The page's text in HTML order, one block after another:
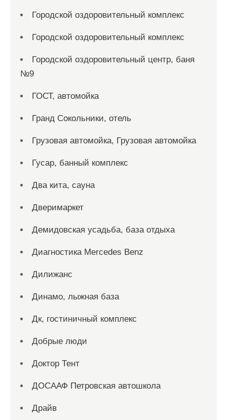
Городской оздоровительный комплекс
Городской оздоровительный комплекс
Городской оздоровительный центр, баня
№9
ГОСТ, автомойка
Гранд Сокольники, отель
Грузовая автомойка, Грузовая автомойка
Гусар, банный комплекс
Два кита, сауна
Дверимаркет
Демидовская усадьба, база отдыха
Диагностика Mercedes Benz
Дилижанс
Динамо, лыжная база
Дк, гостиничный комплекс
Добрые люди
Доктор Тент
ДОСААФ Петровская автошкола
Драйв